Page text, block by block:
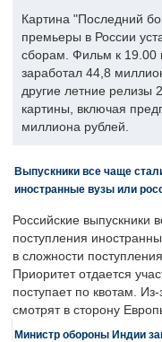
Картина "Последний
премьеры в России
сборам. Фильм к 19.00
заработал 44,8
другие летние релизы
картины, включая
миллиона рублей.
Выпускники все чаще
иностранные вузы или
Российские выпускники
поступления
в сложности
Приоритет отдается
поступает по квотам.
смотрят в сторону
Министр обороны Индии